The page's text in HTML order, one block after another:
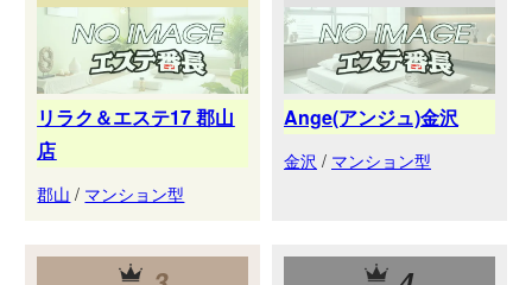
リラク＆エステ17 郡山
店
郡山 / マンション型
Ange(アンジュ)金沢
金沢 / マンション型